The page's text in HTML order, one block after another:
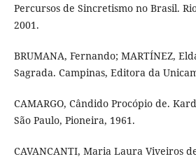
Percursos de Sincretismo no Brasil.
2001.
BRUMANA, Fernando; MARTÍNEZ,
Sagrada. Campinas, Editora da
CAMARGO, Cândido Procópio de.
São Paulo, Pioneira, 1961.
CAVANCANTI, Maria Laura Viveiros